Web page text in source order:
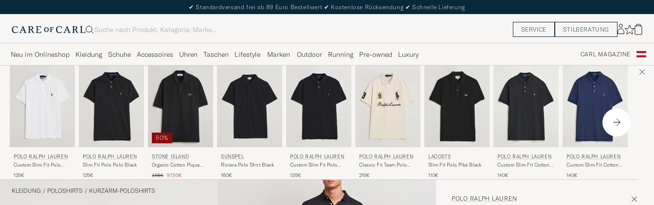
✔ Standardversand frei ab 89 Euro Bestellwert ✔ Kostenlose Rücksendung ✔ Schnelle Lieferung
Suche SERVICE STILBERATUNG
Neu im Onlineshop Kleidung Schuhe Accessoires Uhren Taschen Lifestyle Marken Outdoor Running Pre-owned Luxury CARL MAGAZINE
POLO RALPH LAUREN
Custom Slim Fit Polo
125€
POLO RALPH LAUREN
Slim Fit Polo Polo Black
125€
50%
STONE ISLAND
Organic Cotton Pique
Regulärer Preis
195€ Reduzierter Preis
97,50€
SUNSPEL
Riviera Polo Shirt Black
160€
POLO RALPH LAUREN
Custom Slim Fit Polo
135€
POLO RALPH LAUREN
Classic Fit Team Polo
215€
LACOSTE
Slim Fit Polo Piké Black
110€
POLO RALPH LAUREN
Custom Slim Fit Cotton
140€
POLO RALPH LAUREN
Custom Slim Fit Cotton
140€
KLEIDUNG / POLOSHIRTS / KURZARM-POLOSHIRTS
POLO RALPH LAUREN